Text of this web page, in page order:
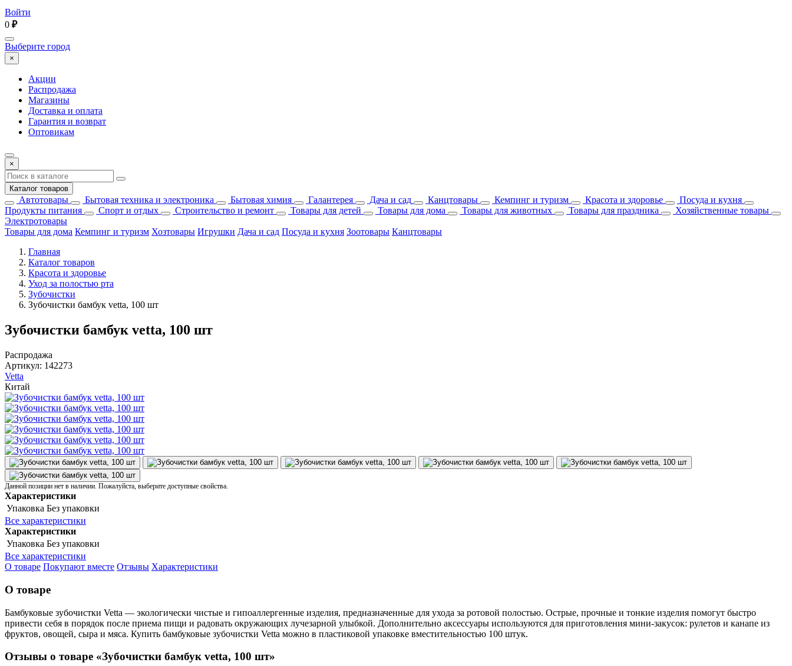
Войти
0 ₽
Выберите город
×
Акции
Распродажа
Магазины
Доставка и оплата
Гарантия и возврат
Оптовикам
×
Каталог товаров
Автотовары Бытовая техника и электроника Бытовая химия Галантерея Дача и сад Канцтовары Кемпинг и туризм Красота и здоровье
Посуда и кухня
Продукты питания
Спорт и отдых Строительство и ремонт Товары для детей Товары для дома Товары для животных Товары для праздника
Хозяйственные товары
Электротовары
Товары для дома Кемпинг и туризм Хозтовары Игрушки Дача и сад Посуда и кухня Зоотовары Канцтовары
Главная
Каталог товаров
Красота и здоровье
Уход за полостью рта
Зубочистки
Зубочистки бамбук vetta, 100 шт
Зубочистки бамбук vetta, 100 шт
Распродажа
Артикул: 142273
Vetta
Китай
Данной позиции нет в наличии. Пожалуйста, выберите доступные свойства.
Характеристики
Упаковка Без упаковки
Все характеристики
Характеристики
Упаковка Без упаковки
Все характеристики
О товаре Покупают вместе Отзывы Характеристики
О товаре
Бамбуковые зубочистки Vetta — экологически чистые и гипоаллергенные изделия, предназначенные для ухода за ротовой полостью. Острые, прочные и тонкие изделия помогут быстро
привести себя в порядок после приема пищи и радовать окружающих лучезарной улыбкой. Дополнительно аксессуары используются для приготовления мини-закусок: рулетов и канапе из
фруктов, овощей, сыра и мяса. Купить бамбуковые зубочистки Vetta можно в пластиковой упаковке вместительностью 100 штук.
Отзывы о товаре «Зубочистки бамбук vetta, 100 шт»